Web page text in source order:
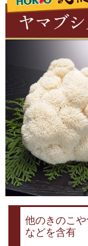
他のきのこ
などを含有